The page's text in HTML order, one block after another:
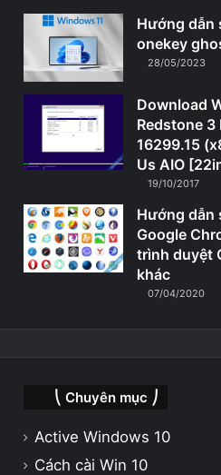
Hướng dẫn
onekey
28/05/2023
Download
Redstone 3
16299.15
Us AIO
19/10/2017
Hướng dẫn
Google
trình duyệt
khác
07/04/2020
⎝ Chuyên mục ⎠
Active Windows 10
Cách cài Win 10